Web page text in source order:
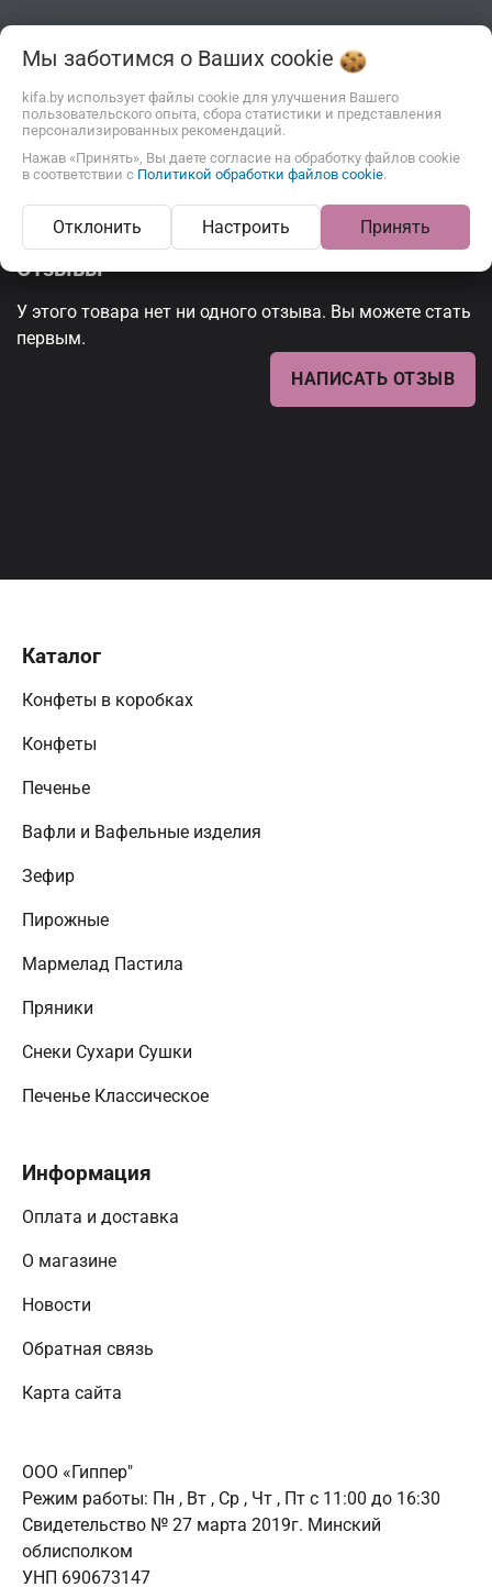
Описание Отзывы
Отзывы
У этого товара нет ни одного отзыва. Вы можете стать
первым.
НАПИСАТЬ ОТЗЫВ
Каталог
Конфеты в коробках
Конфеты
Печенье
Вафли и Вафельные изделия
Зефир
Пирожные
Мармелад Пастила
Пряники
Снеки Сухари Сушки
Печенье Классическое
Информация
Оплата и доставка
О магазине
Новости
Обратная связь
Карта сайта
ООО «Гиппер"
Режим работы: Пн , Вт , Ср , Чт , Пт c 11:00 до 16:30
Свидетельство № 27 марта 2019г. Минский
облисполком
УНП 690673147
Мы заботимся о Ваших cookie
kifa.by использует файлы cookie для улучшения Вашего
пользовательского опыта, сбора статистики и представления
персонализированных рекомендаций.
Нажав «Принять», Вы даете согласие на обработку файлов cookie
в соответствии с Политикой обработки файлов cookie.
Отклонить Настроить Принять